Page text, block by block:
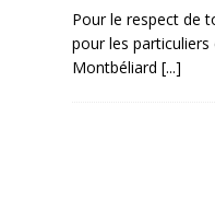
Pour le respect de
pour les particuliers
Montbéliard [...]